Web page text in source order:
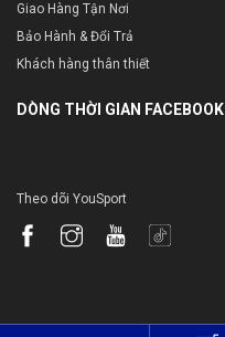
Giao Hàng Tận Nơi
Bảo Hành & Đổi Trả
Khách hàng thân thiết
DÒNG THỜI GIAN FACEBOOK
Theo dõi YouSport